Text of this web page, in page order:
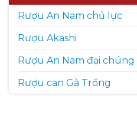
Rượu An Nam chủ lực
Rượu Akashi
Rượu An Nam đại chúng
Rượu can Gà Trống